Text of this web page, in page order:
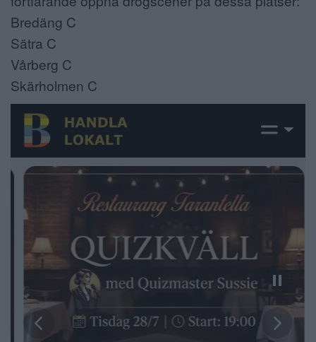
Bredäng C
Sätra C
Vårberg C
Skärholmen C